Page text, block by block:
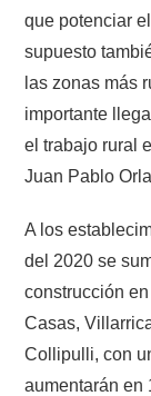
que potenciar
supuesto
las zonas más
importante
el trabajo rural
Juan Pablo
A los
del 2020 se
construcción
Casas,
Collipulli, con
aumentarán en